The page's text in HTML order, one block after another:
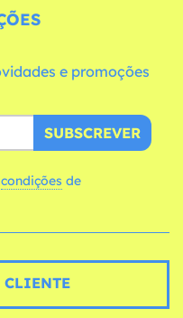
e promoções
SUBSCREVER
condições